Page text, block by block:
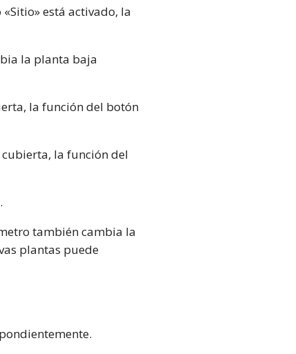
está activado, la
la planta baja
la función del botón
la función del
también cambia la
plantas puede